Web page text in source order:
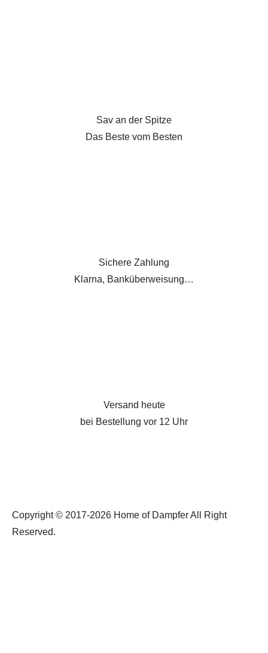
Sav an der Spitze
Das Beste vom Besten
Sichere Zahlung
Klarna, Banküberweisung…
Versand heute
bei Bestellung vor 12 Uhr
Copyright © 2017-2026 Home of Dampfer All Right
Reserved.